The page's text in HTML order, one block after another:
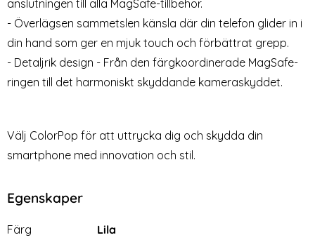
anslutningen till alla MagSafe-tillbehör.
- Överlägsen sammetslen känsla där din telefon glider in i
din hand som ger en mjuk touch och förbättrat grepp.
- Detaljrik design - Från den färgkoordinerade MagSafe-
ringen till det harmoniskt skyddande kameraskyddet.
Välj ColorPop för att uttrycka dig och skydda din
smartphone med innovation och stil.
Egenskaper
Egenskaper/attribut för denna produkt
Attribut
Färg
Lila